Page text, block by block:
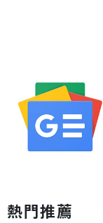
熱門推薦